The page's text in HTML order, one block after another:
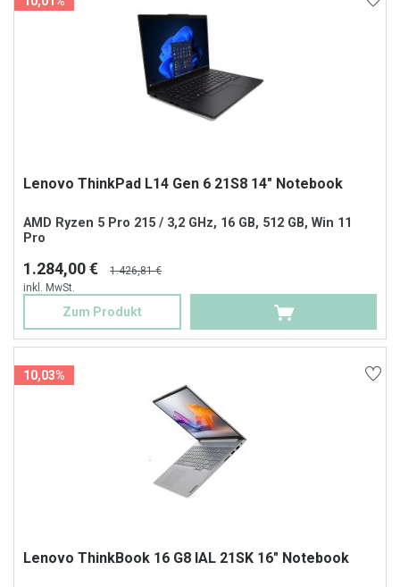
Lenovo ThinkPad L14 Gen 6 21S8 14" Notebook
AMD Ryzen 5 Pro 215 / 3,2 GHz, 16 GB, 512 GB, Win 11
Pro
1.284,00 €
1.426,81 €
inkl. MwSt.
Zum Produkt
10,03%
Lenovo ThinkBook 16 G8 IAL 21SK 16" Notebook